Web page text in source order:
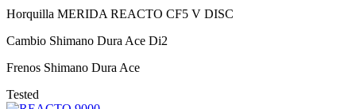
Horquilla MERIDA REACTO CF5 V DISC
Cambio Shimano Dura Ace Di2
Frenos Shimano Dura Ace
Tested